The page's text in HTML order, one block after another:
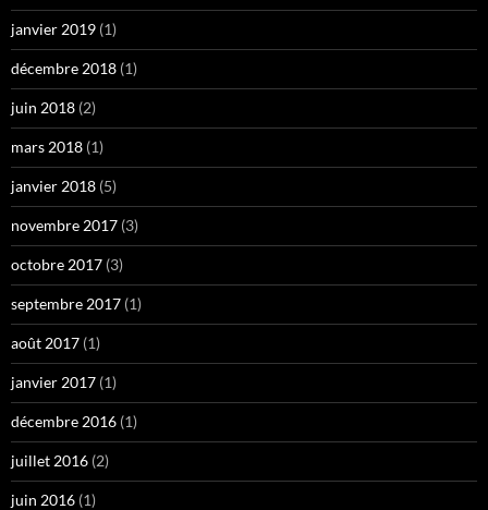
janvier 2019 (1)
décembre 2018 (1)
juin 2018 (2)
mars 2018 (1)
janvier 2018 (5)
novembre 2017 (3)
octobre 2017 (3)
septembre 2017 (1)
août 2017 (1)
janvier 2017 (1)
décembre 2016 (1)
juillet 2016 (2)
juin 2016 (1)